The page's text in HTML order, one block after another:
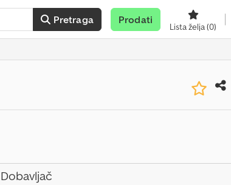
Pretraga Prodati
Lista želja(0)
Dobavljač